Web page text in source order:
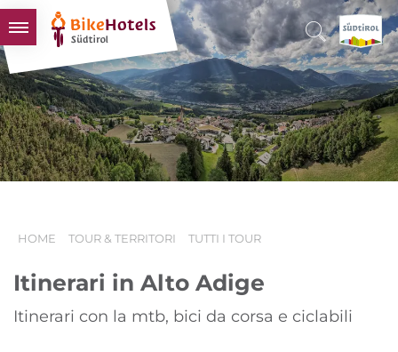
BIKEHOTELS
HOTELS & PACCHETTI
TOUR & TERRITORI
L'ALTO ADIGE & NOI
HOME TOUR & TERRITORI TUTTI I TOUR
Itinerari in Alto Adige
Itinerari con la mtb, bici da corsa e ciclabili